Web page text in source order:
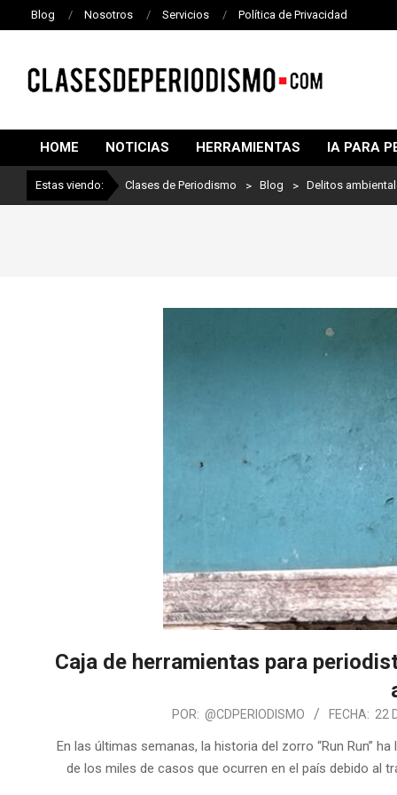
Blog Nosotros Servicios Política de Privacidad
DE
PERIODISMO
HOME NOTICIAS HERRAMIENTAS IA PARA
Estas viendo: Clases de Periodismo > Blog > Delitos
Caja de herramientas para
POR: @CDPERIODISMO FECHA: 22
En las últimas semanas, la historia del zorro “Run Run”
de los miles de casos que ocurren en el país debido al